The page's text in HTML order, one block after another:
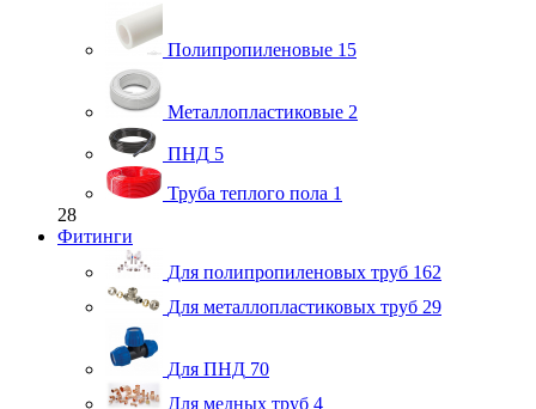
Полипропиленовые 15
Металлопластиковые 2
ПНД 5
Труба теплого пола 1
28
Фитинги
Для полипропиленовых труб 162
Для металлопластиковых труб 29
Для ПНД 70
Для медных труб 4